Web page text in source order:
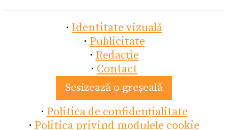
· Identitate vizuală
· Publicitate
· Redacție
· Contact
Sesizează o greșeală
· Politica de confidențialitate
· Politica privind modulele cookie